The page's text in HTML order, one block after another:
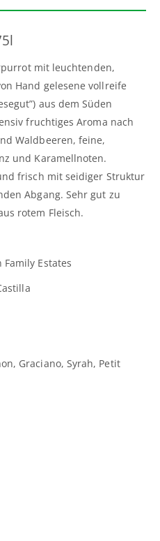
mit leuchtenden,
Hand gelesene vollreife
aus dem Süden
fruchtiges Aroma nach
Waldbeeren, feine,
und Karamellnoten.
frisch mit seidiger Struktur
Abgang. Sehr gut zu
rotem Fleisch.
Estates
Graciano, Syrah, Petit